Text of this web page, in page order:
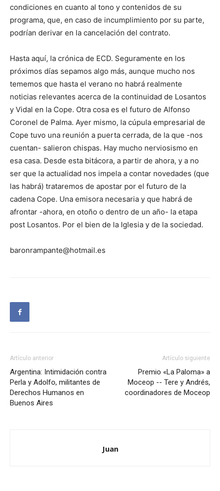
condiciones en cuanto al tono y contenidos de su
programa, que, en caso de incumplimiento por su parte,
podrían derivar en la cancelación del contrato.
Hasta aquí, la crónica de ECD. Seguramente en los
próximos días sepamos algo más, aunque mucho nos
tememos que hasta el verano no habrá realmente
noticias relevantes acerca de la continuidad de Losantos
y Vidal en la Cope. Otra cosa es el futuro de Alfonso
Coronel de Palma. Ayer mismo, la cúpula empresarial de
Cope tuvo una reunión a puerta cerrada, de la que -nos
cuentan- salieron chispas. Hay mucho nerviosismo en
esa casa. Desde esta bitácora, a partir de ahora, y a no
ser que la actualidad nos impela a contar novedades (que
las habrá) trataremos de apostar por el futuro de la
cadena Cope. Una emisora necesaria y que habrá de
afrontar -ahora, en otoño o dentro de un año- la etapa
post Losantos. Por el bien de la Iglesia y de la sociedad.
baronrampante@hotmail.es
Artículo anterior
Argentina: Intimidación contra
Perla y Adolfo, militantes de
Derechos Humanos en
Buenos Aires
Artículo siguiente
Premio «La Paloma» a
Moceop -- Tere y Andrés,
coordinadores de Moceop
Juan